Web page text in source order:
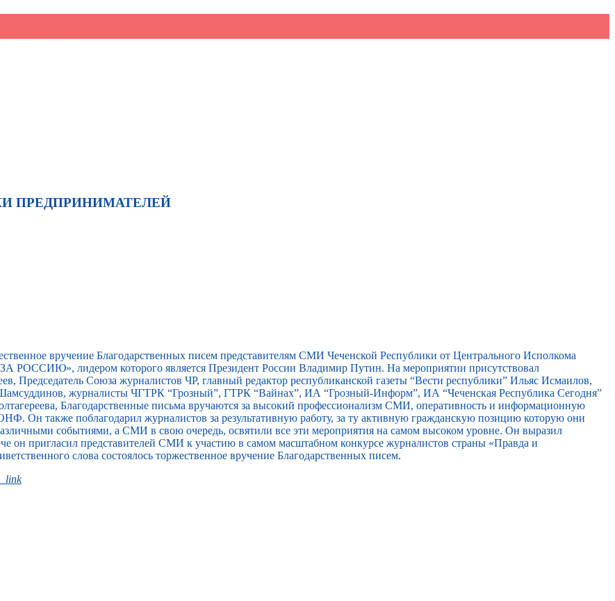
ПРЕДПРИНИМАТЕЛЕЙ
вручение Благодарственных писем представителям СМИ Чеченской Республики от Центрального Исполкома
РОССИЮ», лидером которого является Президент России Владимир Путин. На мероприятии присутствовал
Председатель Союза журналистов ЧР, главный редактор республиканской газеты “Вести республики” Ильяс Исмаилов,
Шамсуддинов, журналисты ЧГТРК “Грозный”, ГТРК “Вайнах”, ИА “Грозный-Информ”, ИА “Чеченская Республика Сегодня”
Благодарственные письма вручаются за высокий профессионализм СМИ, оперативность и информационную
Он также поблагодарил журналистов за результативную работу, за ту активную гражданскую позицию которую они
событиями, а СМИ в свою очередь, освятили все эти мероприятия на самом высоком уровне. Он выразил
он пригласил представителей СМИ к участию в самом масштабном конкурсе журналистов страны «Правда и
слова состоялось торжественное вручение Благодарственных писем.